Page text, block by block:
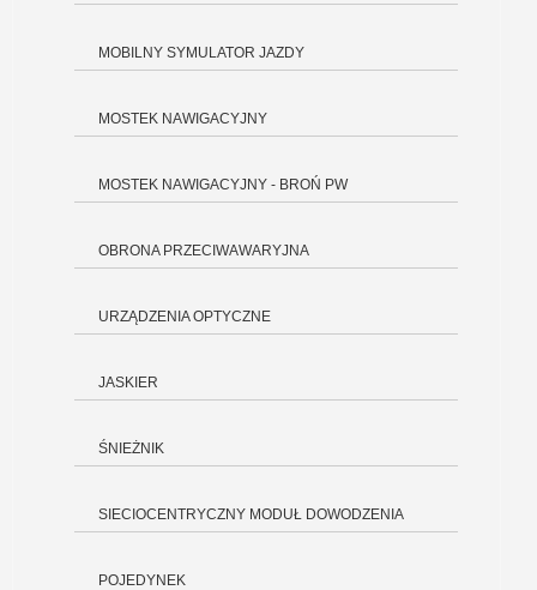
MOBILNY SYMULATOR JAZDY
MOSTEK NAWIGACYJNY
MOSTEK NAWIGACYJNY - BROŃ PW
OBRONA PRZECIWAWARYJNA
URZĄDZENIA OPTYCZNE
JASKIER
ŚNIEŻNIK
SIECIOCENTRYCZNY MODUŁ DOWODZENIA
POJEDYNEK